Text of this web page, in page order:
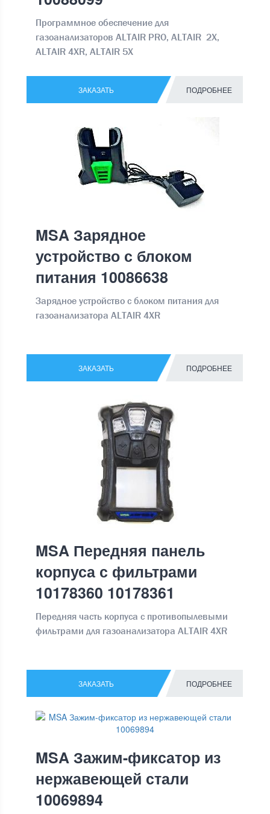
Программное обеспечение для
газоанализаторов ALTAIR PRO, ALTAIR 2X,
ALTAIR 4XR, ALTAIR 5X
ЗАКАЗАТЬ ПОДРОБНЕЕ
MSA Зарядное
устройство с блоком
питания 10086638
Зарядное устройство с блоком питания для
газоанализатора ALTAIR 4XR
ЗАКАЗАТЬ ПОДРОБНЕЕ
MSA Передняя панель
корпуса с фильтрами
10178360 10178361
Передняя часть корпуса с противопылевыми
фильтрами для газоанализатора ALTAIR 4XR
ЗАКАЗАТЬ ПОДРОБНЕЕ
MSA Зажим-фиксатор из
нержавеющей стали
10069894